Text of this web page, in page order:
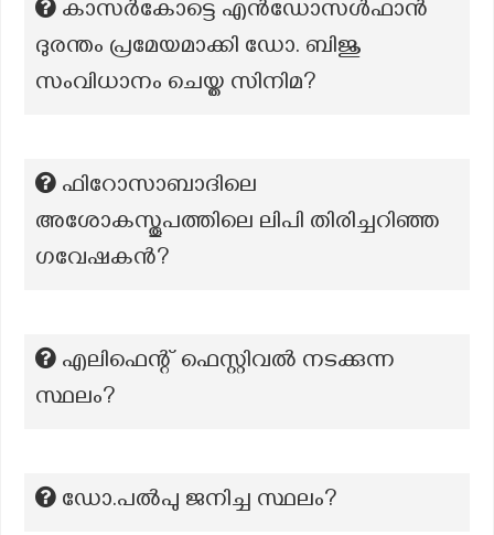
കാസര്‍കോട്ടെ എന്‍ഡോസള്‍ഫാന്‍
ദുരന്തം പ്രമേയമാക്കി ഡോ. ബിജു
സംവിധാനം ചെയ്ത സിനിമ?
ഫിറോസാബാദിലെ
അശോകസ്തൂപത്തിലെ ലിപി തിരിച്ചറിഞ്ഞ
ഗവേഷകൻ?
എലിഫെന്റ് ഫെസ്റ്റിവൽ നടക്കുന്ന
സ്ഥലം?
ഡോ.പൽപു ജനിച്ച സ്ഥലം?